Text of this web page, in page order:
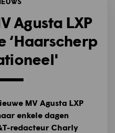
Agusta LXP
‘Haarscherp
MV Agusta LXP
enkele dagen
redacteur Charly